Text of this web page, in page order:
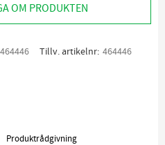
OM PRODUKTEN
464446 Tillv. artikelnr 464446
Produktrådgivning